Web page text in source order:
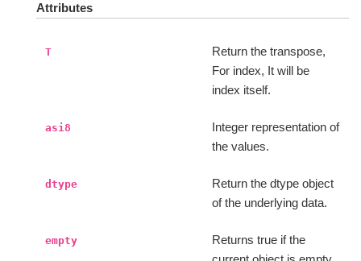
Attributes
T
Return the transpose,
For index, It will be
index itself.
asi8
Integer representation of
the values.
dtype
Return the dtype object
of the underlying data.
empty
Returns true if the